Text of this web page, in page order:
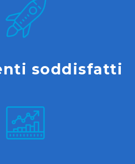
soddisfatti